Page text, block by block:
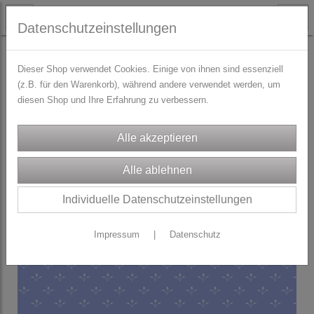
STOFFE Blusen-/Kleiderstoffe
Datenschutzeinstellungen
Dieser Shop verwendet Cookies. Einige von ihnen sind essenziell
(z.B. für den Warenkorb), während andere verwendet werden, um
diesen Shop und Ihre Erfahrung zu verbessern.
Individuelle Datenschutzeinstellungen
Impressum Datenschutz